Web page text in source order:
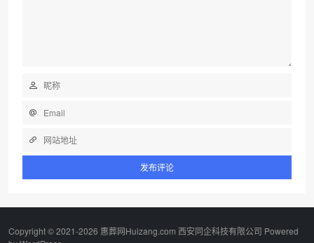
Copyright © 2021-2026 惠葬网Huizang.com 西安同企科技有限公司 Powered